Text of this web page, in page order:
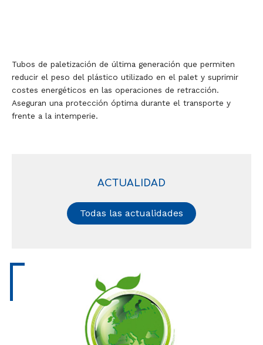
Tubos de paletización de última generación que permiten
reducir el peso del plástico utilizado en el palet y suprimir
costes energéticos en las operaciones de retracción.
Aseguran una protección óptima durante el transporte y
frente a la intemperie.
ACTUALIDAD
Todas las actualidades